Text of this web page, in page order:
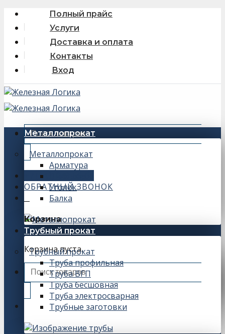
Skip
content
Полный прайс
Услуги
Доставка и оплата
Контакты
Вход
Искать:
+7 (343) 243-56-66
ОБРАТНЫЙ ЗВОНОК
Корзина
Корзина пуста.
Искать:
Металлопрокат
Металлопрокат
Арматура
Уголок
Балка
Трубный прокат
Трубный прокат
Труба профильная
Труба ВГП
Труба бесшовная
Труба электросварная
Трубные заготовки